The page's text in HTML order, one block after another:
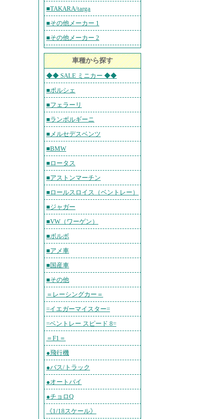
■TAKARA/targa
■その他メーカー 1
■その他メーカー 2
車種から探す
◆◆ SALE ミニカー ◆◆
■ポルシェ
■フェラーリ
■ランボルギーニ
■メルセデスベンツ
■BMW
■ロータス
■アストンマーチン
■ロールスロイス（ベントレー）
■ジャガー
■VW（ワーゲン）
■ボルボ
■アメ車
■国産車
■その他
＝レーシングカー＝
=イエガーマイスター=
=ベントレー スピード 8=
＝F1＝
●飛行機
●バス/トラック
●オートバイ
●チョロQ
《1/18スケール》